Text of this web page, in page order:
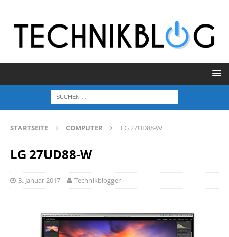
STARTSEITE COMPUTER LG 27UD88-W
LG 27UD88-W
3. Januar 2017 Technikblogger